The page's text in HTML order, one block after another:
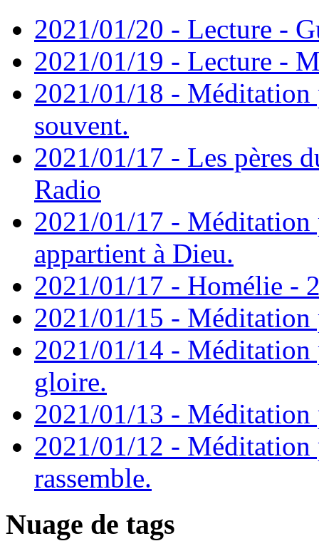
2021/01/20 - Lecture -
2021/01/19 - Lecture -
2021/01/18 - Méditation
souvent.
2021/01/17 - Les pères
Radio
2021/01/17 - Méditation
appartient à Dieu.
2021/01/17 - Homélie -
2021/01/15 - Méditation
2021/01/14 - Méditation
gloire.
2021/01/13 - Méditation
2021/01/12 - Méditation
rassemble.
Nuage de tags